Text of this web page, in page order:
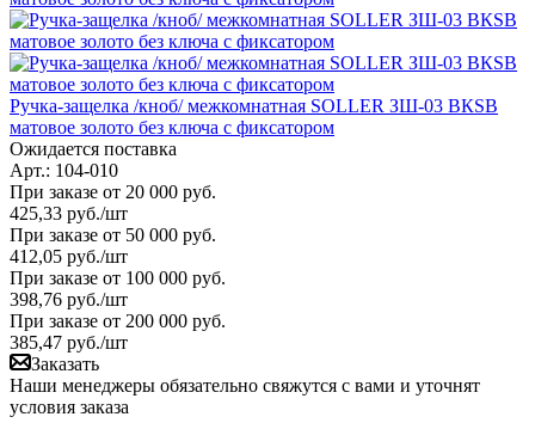
Ручка-защелка /кноб/ межкомнатная SOLLER ЗШ-03 ВКSB
матовое золото без ключа с фиксатором
Ожидается поставка
Арт.: 104-010
При заказе от 20 000 руб.
425,33 руб./шт
При заказе от 50 000 руб.
412,05 руб./шт
При заказе от 100 000 руб.
398,76 руб./шт
При заказе от 200 000 руб.
385,47 руб./шт
Заказать
Наши менеджеры обязательно свяжутся с вами и уточнят
условия заказа